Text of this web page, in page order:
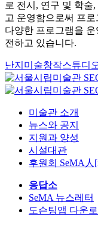
로 전시, 연구 및 학
고 운영함으로써 프
다양한 프로그램을
전하고 있습니다.
난지미술창작스튜디
미술관 소개
뉴스와 공지
지원과 양성
시설대관
후원회 SeMA人
응답소
SeMA 뉴스레터
도슨팅앱 다운